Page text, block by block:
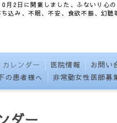
2日に開業しました、ふないり心の
込み、不眠、不安、食欲不振、幻聴
カレンダー 医院情報 お問い
の患者様へ 非常勤女性医師募
ダー